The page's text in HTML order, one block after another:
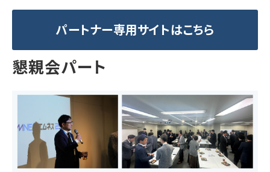
パートナー専用サイトはこちら
懇親会パート